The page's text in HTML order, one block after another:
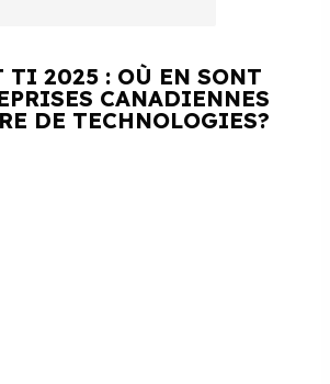
TI 2025 : OÙ EN SONT
CANADIENNES
DE TECHNOLOGIES?